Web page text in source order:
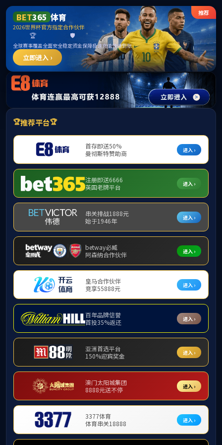
中国·yl1111永利(集团)有限公司-Official Website
提示：访问地址无效，错误的栏目参数！
首页 关闭此页